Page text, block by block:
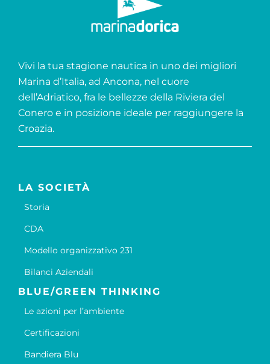
Vivi la tua stagione nautica in uno dei migliori
Marina d’Italia, ad Ancona, nel cuore
dell’Adriatico, fra le bellezze della Riviera del
Conero e in posizione ideale per raggiungere la
Croazia.
LA SOCIETÀ
Storia
CDA
Modello organizzativo 231
Bilanci Aziendali
BLUE/GREEN THINKING
Le azioni per l’ambiente
Certificazioni
Bandiera Blu